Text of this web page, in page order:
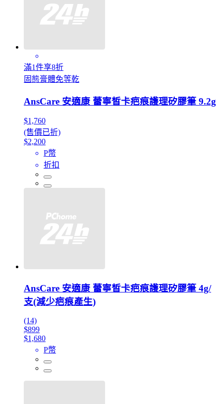
滿1件享8折
固態膏體免等乾
AnsCare 安適康 蕾寧皙卡疤痕護理矽膠筆 9.2g
$1,760
(售價已折)
$2,200
P幣
折扣
AnsCare 安適康 蕾寧皙卡疤痕護理矽膠筆 4g/
支(減少疤痕產生)
(14)
$899
$1,680
P幣